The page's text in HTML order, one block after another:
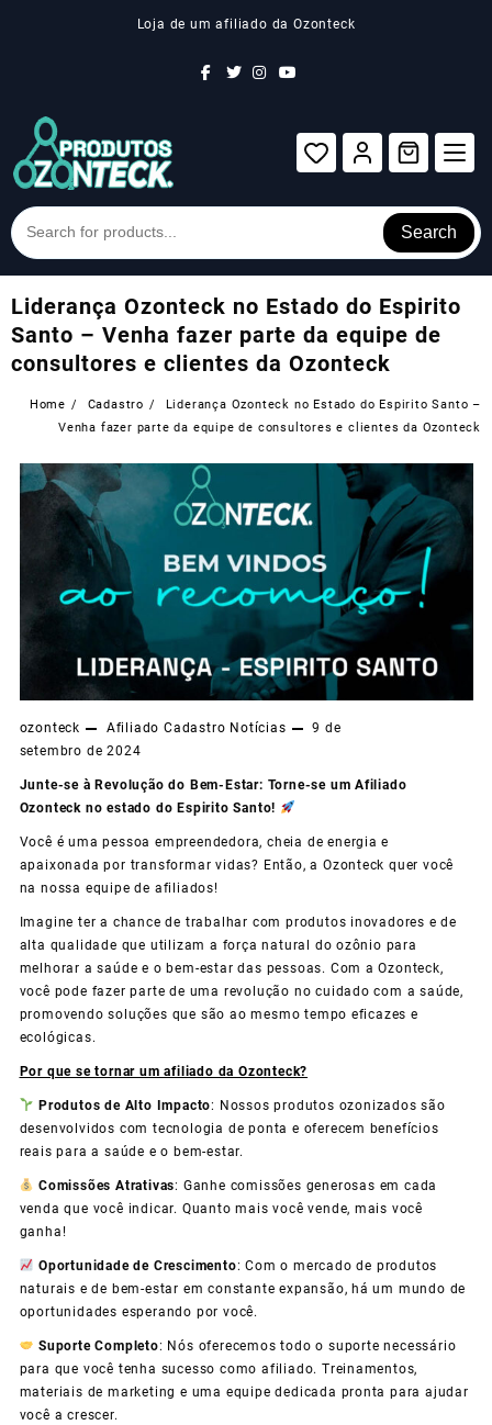
Loja de um afiliado da Ozonteck
Search
Liderança Ozonteck no Estado do Espirito
Santo – Venha fazer parte da equipe de
consultores e clientes da Ozonteck
Home Cadastro
Liderança Ozonteck no Estado do Espirito Santo –
Venha fazer parte da equipe de consultores e clientes da Ozonteck
ozonteck Afiliado Cadastro Notícias
9 de
setembro de 2024
Junte-se à Revolução do Bem-Estar: Torne-se um Afiliado
Ozonteck no estado do Espirito Santo!
Você é uma pessoa empreendedora, cheia de energia e
apaixonada por transformar vidas? Então, a Ozonteck quer você
na nossa equipe de afiliados!
Imagine ter a chance de trabalhar com produtos inovadores e de
alta qualidade que utilizam a força natural do ozônio para
melhorar a saúde e o bem-estar das pessoas. Com a Ozonteck,
você pode fazer parte de uma revolução no cuidado com a saúde,
promovendo soluções que são ao mesmo tempo eficazes e
ecológicas.
Por que se tornar um afiliado da Ozonteck?
Produtos de Alto Impacto: Nossos produtos ozonizados são
desenvolvidos com tecnologia de ponta e oferecem benefícios
reais para a saúde e o bem-estar.
Comissões Atrativas: Ganhe comissões generosas em cada
venda que você indicar. Quanto mais você vende, mais você
ganha!
Oportunidade de Crescimento: Com o mercado de produtos
naturais e de bem-estar em constante expansão, há um mundo de
oportunidades esperando por você.
Suporte Completo: Nós oferecemos todo o suporte necessário
para que você tenha sucesso como afiliado. Treinamentos,
materiais de marketing e uma equipe dedicada pronta para ajudar
você a crescer.